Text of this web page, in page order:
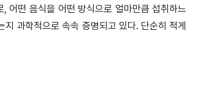
어떤 음식을 어떤 방식으로 얼마만큼 섭취하느
과학적으로 속속 증명되고 있다. 단순히 적게